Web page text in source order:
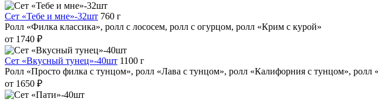
Сет «Тебе и мне»-32шт 760 г
Ролл «Филка классика», ролл с лососем, ролл с огурцом, ролл «Крим с курой»
от 1740 ₽
Сет «Вкусный тунец»-40шт 1100 г
Ролл «Просто филка с тунцом», ролл «Лава с тунцом», ролл «Калифорния с тунцом», ролл
от 1650 ₽